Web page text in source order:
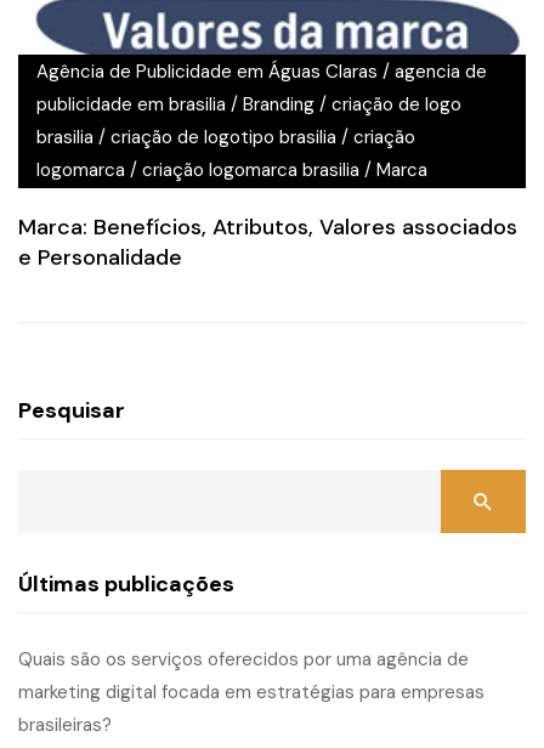
Agência de Publicidade em Águas Claras / agencia de
publicidade em brasilia / Branding / criação de logo
brasilia / criação de logotipo brasilia / criação
logomarca / criação logomarca brasilia / Marca
Marca: Benefícios, Atributos, Valores associados
e Personalidade
Pesquisar
Últimas publicações
Quais são os serviços oferecidos por uma agência de
marketing digital focada em estratégias para empresas
brasileiras?